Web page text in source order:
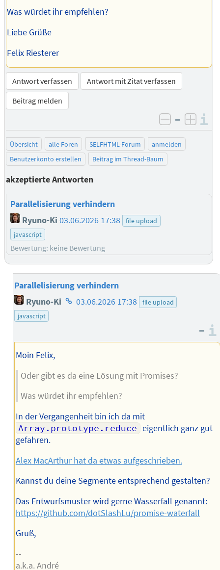
Was würdet ihr empfehlen?
Liebe Grüße
Felix Riesterer
Antwort verfassen
Antwort mit Zitat verfassen
Beitrag melden
negativ
–
Übersicht alle Foren SELFHTML-Forum
anmelden
Benutzerkonto erstellen
Beitrag im Thread-Baum
akzeptierte Antworten
Parallelisierung verhindern
Ryuno-Ki 03.06.2026 17:38
file upload
javascript
Bewertung: keine Bewertung
Parallelisierung verhindern
Ryuno-Ki Homepage
03.06.2026 17:38
file upload
javascript
–
Moin Felix,
Oder gibt es da eine Lösung mit Promises?
Was würdet ihr empfehlen?
In der Vergangenheit bin ich da mit
Array.prototype.reduce eigentlich ganz gut
gefahren.
Alex MacArthur hat da etwas aufgeschrieben.
Kannst du deine Segmente entsprechend gestalten?
Das Entwurfsmuster wird gerne Wasserfall genannt:
https://github.com/dotSlashLu/promise-waterfall
Gruß,
--
a.k.a. André